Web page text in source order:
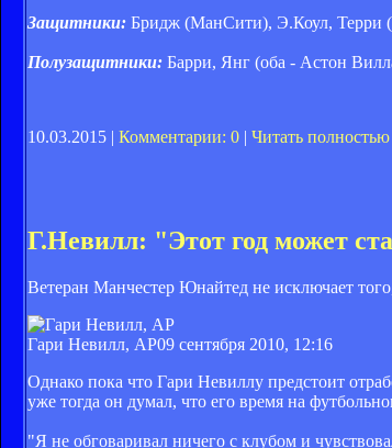
Защитники: Бридж (МанСити), Э.Коул, Терри
Полузащитники: Барри, Янг (оба - Астон
10.03.2015 | Комментарии: 0 Читать полностью
Г.Невилл: "Этот год может
Ветеран Манчестер Юнайтед не исключает
Гари Невилл, AP09 сентября 2010, 12:16
Однако пока что Гари Невиллу предстоит
уже тогда он думал, что его время на
"Я не обговаривал ничего с клубом и